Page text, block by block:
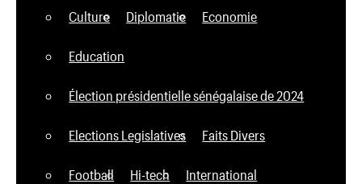
Culture Diplomatie Economie
Education
Élection présidentielle sénégalaise de 2024
Elections Legislatives Faits Divers
Football Hi-tech International